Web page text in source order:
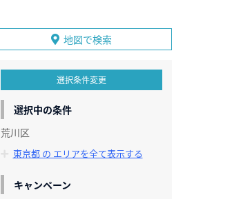
地図で検索
選択条件変更
選択中の条件
荒川区
東京都 の エリアを全て表示する
キャンペーン